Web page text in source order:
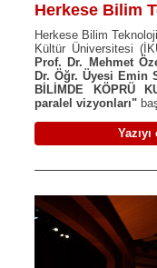
Herkese Bilim
Herkese Bilim
Kültür Üniversitesi
Prof. Dr. Mehmet
Dr. Öğr. Üyesi Emin
BİLİMDE KÖPRÜ
paralel vizyonları"